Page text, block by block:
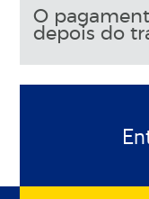
O
depois do